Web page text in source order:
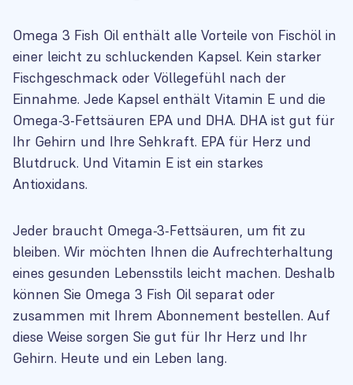
Omega 3 Fish Oil enthält alle Vorteile von Fischöl in
einer leicht zu schluckenden Kapsel. Kein starker
Fischgeschmack oder Völlegefühl nach der
Einnahme. Jede Kapsel enthält Vitamin E und die
Omega-3-Fettsäuren EPA und DHA. DHA ist gut für
Ihr Gehirn und Ihre Sehkraft. EPA für Herz und
Blutdruck. Und Vitamin E ist ein starkes
Antioxidans.
Jeder braucht Omega-3-Fettsäuren, um fit zu
bleiben. Wir möchten Ihnen die Aufrechterhaltung
eines gesunden Lebensstils leicht machen. Deshalb
können Sie Omega 3 Fish Oil separat oder
zusammen mit Ihrem Abonnement bestellen. Auf
diese Weise sorgen Sie gut für Ihr Herz und Ihr
Gehirn. Heute und ein Leben lang.